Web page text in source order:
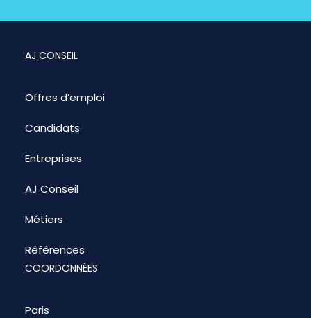
AJ CONSEIL
Offres d’emploi
Candidats
Entreprises
AJ Conseil
Métiers
Références
COORDONNÉES
Paris